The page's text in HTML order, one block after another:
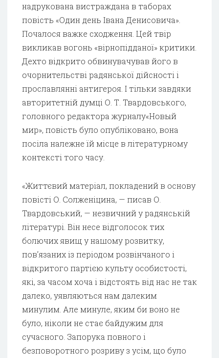
надрукована вистраждана в таборах
повість «Один день Івана Денисовича».
Почалося важке сходження. Цей твір
викликав вогонь «вірнопідданої» критики.
Дехто відкрито обвинувачував його в
очорнительстві радянської дійсності і
прославлянні антигероя. І тільки завдяки
авторитетній думці О. Т. Твардовського,
головного редактора журналу«Новый
мир», повість було опубліковано, вона
посіла належне їй місце в літературному
контексті того часу.
«Життєвий матеріал, покладений в основу
повісті О. Солженіцина, — писав О.
Твардовський, — незвичний у радянській
літературі. Він несе відголосок тих
болючих явищ у нашому розвитку,
пов’язаних із періодом розвінчаного і
відкритого партією культу особистості,
які, за часом хоча і відстоять від нас не так
далеко, уявляються нам далеким
минулим. Але минуле, яким би воно не
було, ніколи не стає байдужим для
сучасного. Запорука повного і
безповоротного розриву з усім, що було